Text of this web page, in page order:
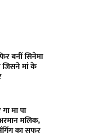
बनीं सिनेमा
जिसने मां के
मा पा
मलिक,
का सफर